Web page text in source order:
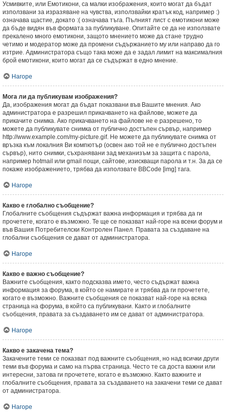
Усмивките, или Емотикони, са малки изображения, които могат да бъдат
използвани за изразяване на чувства, използвайки кратък код, например :)
означава щастие, докато :( означава тъга. Пълният лист с емотикони може
да бъде видян във формата за публикуване. Опитайте се да не използвате
прекалено много емотикони, защото мнението може да стане трудно
четимо и модератор може да промени съдържанието му или направо да го
изтрие. Администратора също така може да е задал лимит на максималния
брой емотикони, които могат да се съдържат в едно мнение.
Нагоре
Мога ли да публикувам изображения?
Да, изображения могат да бъдат показвани във Вашите мнения. Ако
администратора е разрешил прикачването на файлове, можете да
прикачите снимка. Ако прикачването на файлове не е разрешено, то
можете да публикувате снимка от публично достъпен сървър, например
http://www.example.com/my-picture.gif. Не можете да публикувате снимка от
връзка към локалния Ви компютър (освен ако той не е публично достъпен
сървър), нито снимки, съхранявани зад механизъм за защита с парола,
например hotmail или gmail пощи, сайтове, изискващи парола и т.н. За да се
покаже изображението, трябва да използвате BBCode [img] тага.
Нагоре
Какво е глобално съобщение?
Глобалните съобщения съдържат важна информация и трябва да ги
прочетете, когато е възможно. Те ще се показват най-горе на всеки форум и
във Вашия Потребителски Контролен Панел. Правата за създаване на
глобални съобщения се дават от администратора.
Нагоре
Какво е важно съобщение?
Важните съобщения, както подсказва името, често съдържат важна
информация за форума, в който се намирате и трябва да ги прочетете,
когато е възможно. Важните съобщения се показват най-горе на всяка
страница на форума, в който са публикувани. Както и глобалните
съобщения, правата за създаването им се дават от администратора.
Нагоре
Какво е закачена тема?
Закачените теми се показват под важните съобщения, но над всички други
теми във форума и само на първа страница. Често те са доста важни или
интересни, затова ги прочетете, когато е възможно. Както важните и
глобалните съобщения, правата за създаването на закачени теми се дават
от администратора.
Нагоре